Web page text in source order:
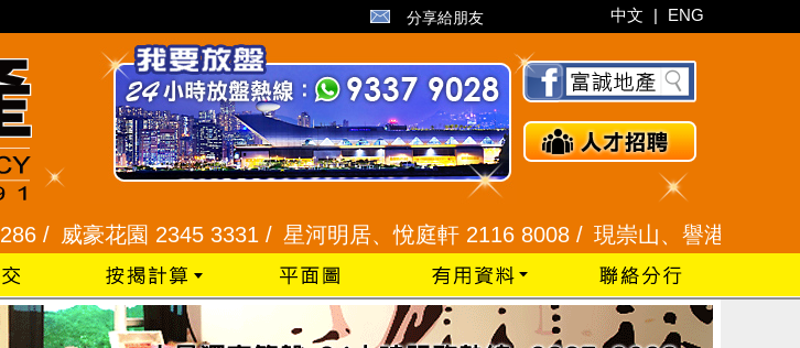
分享給朋友 中文 | ENG
威豪花園 2345 3331 /星河明居、悅庭軒 2116 8008 /現崇山、譽港灣 2345